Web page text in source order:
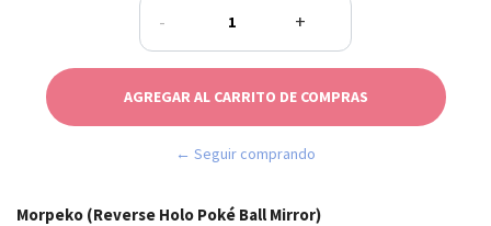
- +
← Seguir comprando
Morpeko (Reverse Holo Poké Ball Mirror)